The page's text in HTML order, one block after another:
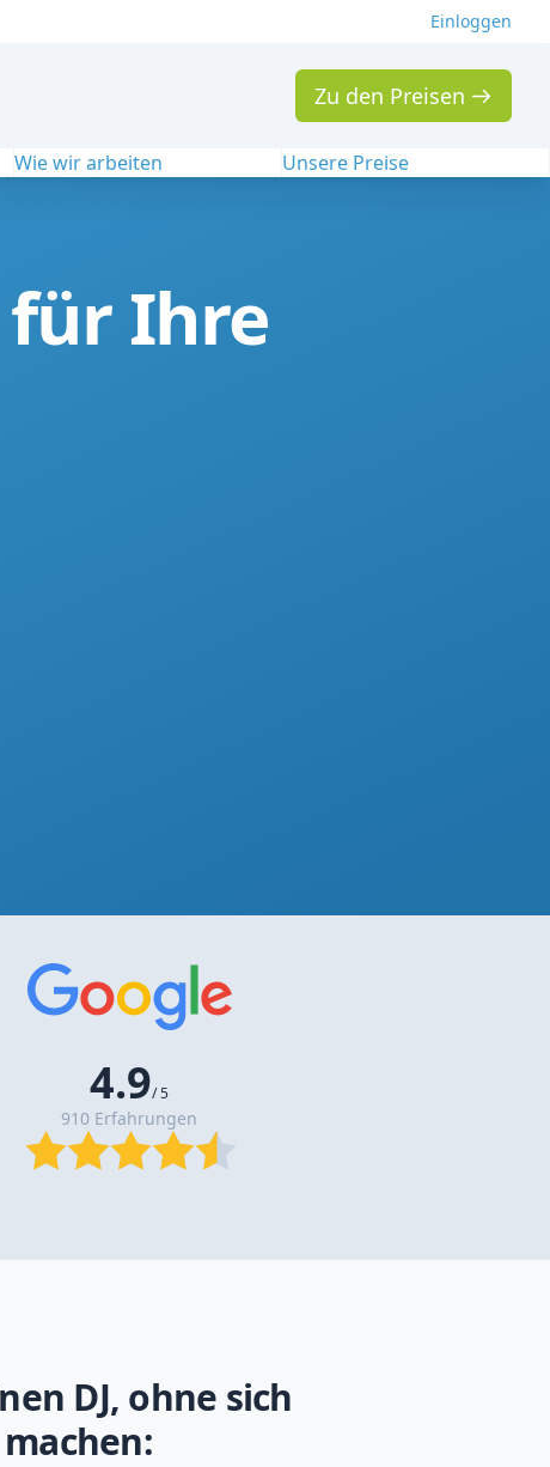
Einloggen
Zu den Preisen
Wie wir arbeiten Unsere Preise
für Ihre
4.9/ 5
910 Erfahrungen
DJ, ohne sich